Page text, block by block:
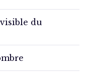
du